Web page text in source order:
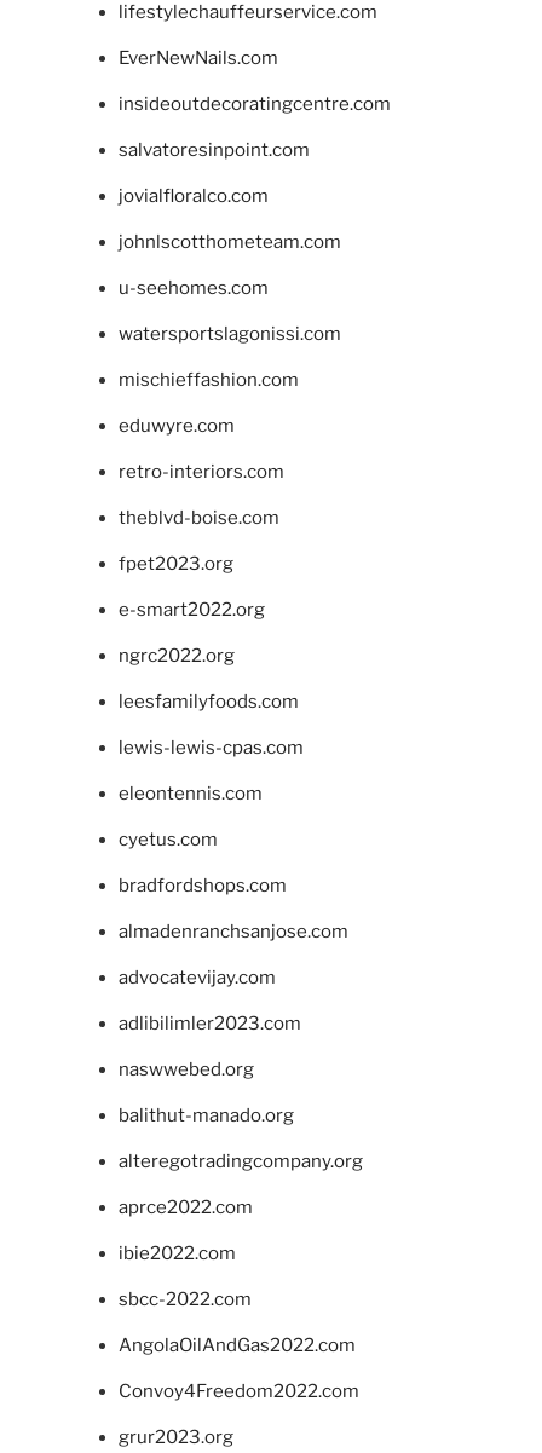
lifestylechauffeurservice.com
EverNewNails.com
insideoutdecoratingcentre.com
salvatoresinpoint.com
jovialfloralco.com
johnlscotthometeam.com
u-seehomes.com
watersportslagonissi.com
mischieffashion.com
eduwyre.com
retro-interiors.com
theblvd-boise.com
fpet2023.org
e-smart2022.org
ngrc2022.org
leesfamilyfoods.com
lewis-lewis-cpas.com
eleontennis.com
cyetus.com
bradfordshops.com
almadenranchsanjose.com
advocatevijay.com
adlibilimler2023.com
naswwebed.org
balithut-manado.org
alteregotradingcompany.org
aprce2022.com
ibie2022.com
sbcc-2022.com
AngolaOilAndGas2022.com
Convoy4Freedom2022.com
grur2023.org